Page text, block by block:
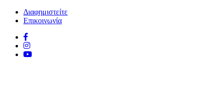
Διαφημιστείτε
Επικοινωνία